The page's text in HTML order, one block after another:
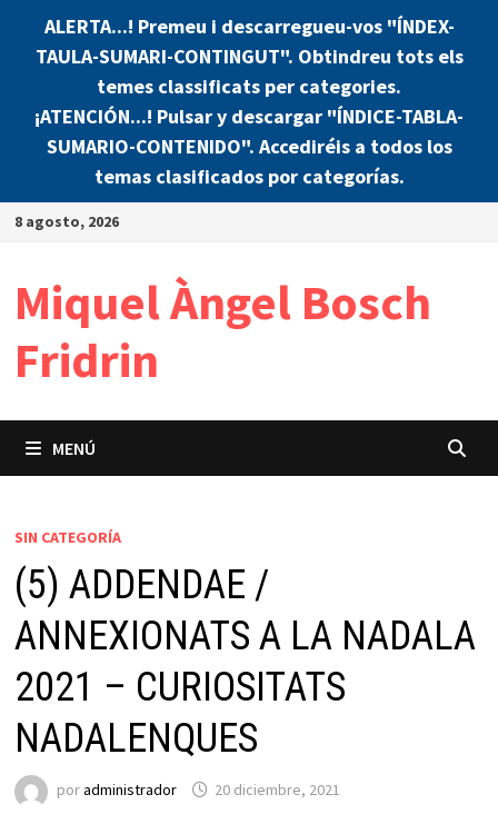
ALERTA...! Premeu i descarregueu-vos "ÍNDEX-
TAULA-SUMARI-CONTINGUT". Obtindreu tots els
temes classificats per categories.
¡ATENCIÓN...! Pulsar y descargar "ÍNDICE-TABLA-
SUMARIO-CONTENIDO". Accediréis a todos los
temas clasificados por categorías.
Saltar
8 agosto, 2026
Miquel Àngel Bosch
Fridrin
MENÚ
SIN CATEGORÍA
(5) ADDENDAE /
ANNEXIONATS A LA NADALA
2021 – CURIOSITATS
NADALENQUES
poradministrador 20 diciembre, 2021